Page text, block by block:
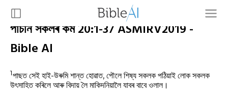
পাঁচনি সকলৰ কৰ্ম 20:1-37 ASMIRV2019 -
Bible AI
1পাছত সেই হাই-উৰুমি শান্ত হোৱাত, পৌলে শিষ্য সকলক পঠিয়াই লোক সকলক
উৎসাহিত কৰিলে আৰু বিদায় লৈ মাকিদনিয়ালৈ যাবৰ বাবে ওলাল।